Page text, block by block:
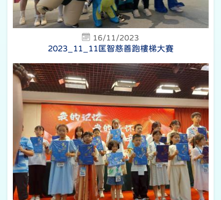
16/11/2023
2023_11_11匡智慈善跑樓梯大賽